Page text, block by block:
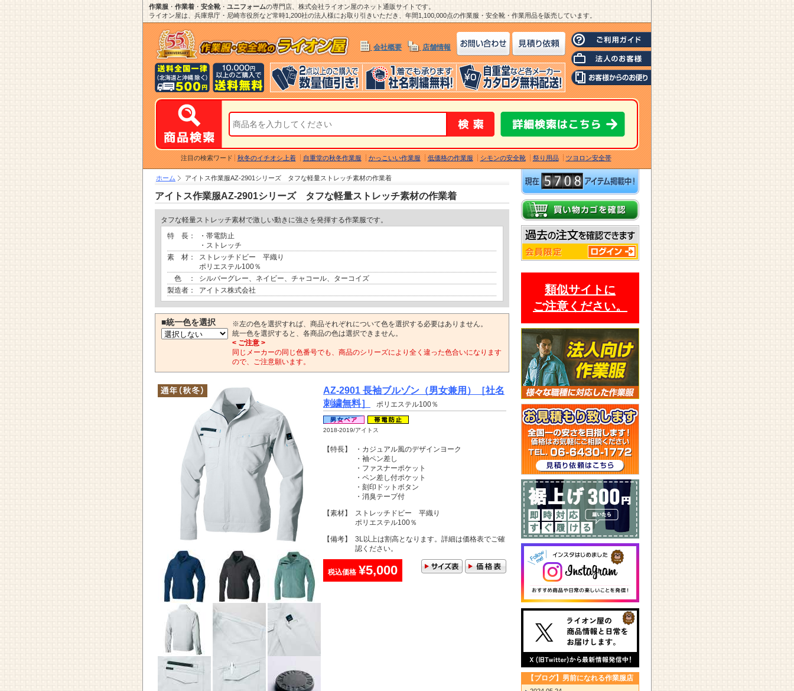
作業服 ・ 作業着 ・ 安全靴・ ユニフォームの専門店、株式会社ライオン屋のネット通販サイトです。
ライオン屋は、兵庫県庁・尼崎市役所など常時1,200社の法人様にお取り引きいただき、年間1,100,000点の作業服・安全靴・作業用品を販売しています。
会社概要 店舗情報
注目の検索ワード 秋冬のイチオシ上着 自重堂の秋冬作業服 かっこいい作業服 低価格の作業服 シモンの安全靴 祭り用品 ツヨロン安全帯
ホーム アイトス作業服AZ-2901シリーズ タフな軽量ストレッチ素材の作業着
アイトス作業服AZ-2901シリーズ タフな軽量ストレッチ素材の作業着
タフな軽量ストレッチ素材で激しい動きに強さを発揮する作業服です。
特 長：
・帯電防止
・ストレッチ
素 材：
ストレッチドビー 平織り
ポリエステル100％
色 ：
シルバーグレー、ネイビー、チャコール、ターコイズ
製造者：
アイトス株式会社
■統一色を選択
※左の色を選択すれば、商品それぞれについて色を選択する必要はありません。
統一色を選択すると、各商品の色は選択できません。
< ご注意 >
同じメーカーの同じ色番号でも、商品のシリーズにより全く違った色合いになります
ので、ご注意願います。
AZ-2901 長袖ブルゾン（男女兼用）［社名
刺繍無料］
ポリエステル100％
2018-2019/アイトス
【特長】
・カジュアル風のデザインヨーク
・袖ペン差し
・ファスナーポケット
・ペン差し付ポケット
・刻印ドットボタン
・消臭テープ付
【素材】
ストレッチドビー 平織り
ポリエステル100％
【備考】
3L以上は割高となります。詳細は価格表でご確
認ください。
税込価格 ¥5,000
類似サイトに
ご注意ください。
【ブログ】男前になれる作業服店